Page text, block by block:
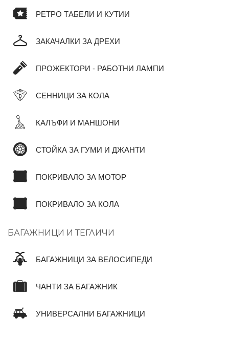
РЕТРО ТАБЕЛИ И КУТИИ
ЗАКАЧАЛКИ ЗА ДРЕХИ
ПРОЖЕКТОРИ - РАБОТНИ ЛАМПИ
СЕННИЦИ ЗА КОЛА
КАЛЪФИ И МАНШОНИ
СТОЙКА ЗА ГУМИ И ДЖАНТИ
ПОКРИВАЛО ЗА МОТОР
ПОКРИВАЛО ЗА КОЛА
БАГАЖНИЦИ И ТЕГЛИЧИ
БАГАЖНИЦИ ЗА ВЕЛОСИПЕДИ
ЧАНТИ ЗА БАГАЖНИК
УНИВЕРСАЛНИ БАГАЖНИЦИ